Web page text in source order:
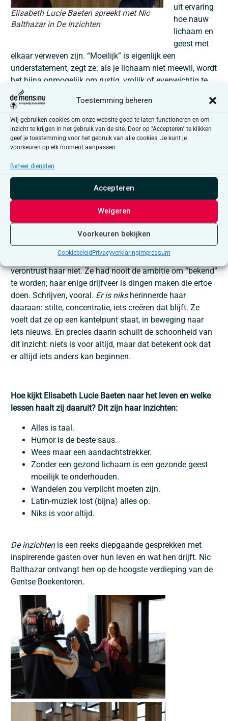
Toestemming beheren
Wij gebruiken cookies om onze website goed te laten functioneren en om
inzicht te krijgen in het gebruik van de site. Door op "Accepteren" te klikken
geef je toestemming voor het gebruik van alle cookies. Je kunt je
voorkeuren op elk moment aanpassen.
Beheer diensten
Accepteren
Weigeren
Voorkeuren bekijken
Cookiebeleid Privacyverklaring Impressum
Elisabeth Lucie Baeten spreekt met Nic
Balthazar in De Inzichten
uit ervaring
hoe nauw
lichaam en
geest met
elkaar verweven zijn. “Moeilijk” is eigenlijk een
understatement, zegt ze: als je lichaam niet meewil, wordt
het bijna onmogelijk om rustig, vrolijk of evenwichtig te
blijven. Achter haar glimlach en sprankelende publieke
verschijning schuilt al twintig jaar dagelijkse pijn. Op haar
vijftiende begonnen de klachten. Pas veel later kreeg ze
de diagnose adenomyose, en nog later besefte ze dat die
constante pijnprikkels haar niet alleen uitputten, maar
ook stilletjes ongelukkig maakten. De vele operaties die
volgden leidden tot een moment waarop haar lichaam en
geest tegelijk stopten: er was niks meer. Geen emoties,
geen gedachten. Een beschermingsmechanisme dat haar
diep schrik aanjoeg. Sinds de operatie is de fysieke pijn
eindelijk minder, maar de mentale weerslag vraagt tijd.
Een leven lang vechten tegen je lichaam laat sporen na.
Tot slot beseft ze dat niets voor altijd is. Zichtbaarheid
kan even snel verdwijnen als ze gekomen is, maar dat
verontrust haar niet. Ze had nooit de ambitie om “bekend”
te worden; haar enige drijfveer is dingen maken die ertoe
doen. Schrijven, vooral. Er is niksherinnerde haar
daaraan: stilte, concentratie, iets creëren dat blijft. Ze
voelt dat ze op een kantelpunt staat, in beweging naar
iets nieuws. En precies daarin schuilt de schoonheid van
dit inzicht: niets is voor altijd, maar dat betekent ook dat
er altijd iets anders kan beginnen.
Hoe kijkt Elisabeth Lucie Baeten naar het leven en welke
lessen haalt zij daaruit? Dit zijn haar inzichten:
Alles is taal.
Humor is de beste saus.
Wees maar een aandachtstrekker.
Zonder een gezond lichaam is een gezonde geest
moeilijk te onderhouden.
Wandelen zou verplicht moeten zijn.
Latin-muziek lost (bijna) alles op.
Niks is voor altijd.
De inzichtenis een reeks diepgaande gesprekken met
inspirerende gasten over hun leven en wat hen drijft. Nic
Balthazar ontvangt hen op de hoogste verdieping van de
Gentse Boekentoren.